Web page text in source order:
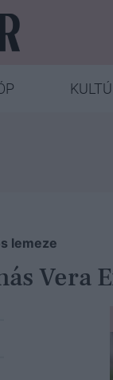
lemeze
Vera